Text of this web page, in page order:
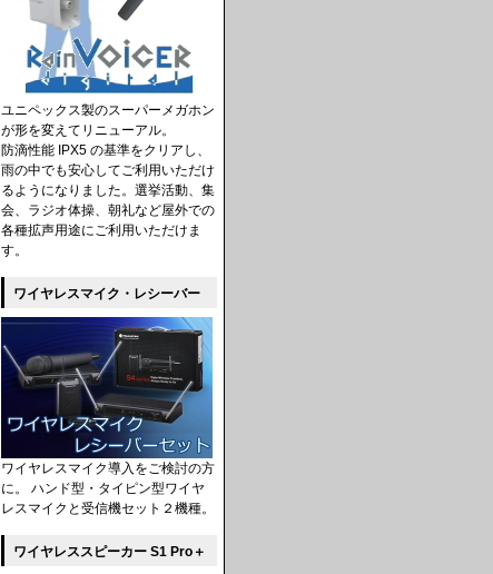
ユニペックス製のスーパーメガホン
が形を変えてリニューアル。
防滴性能 IPX5 の基準をクリアし、
雨の中でも安心してご利用いただけ
るようになりました。選挙活動、集
会、ラジオ体操、朝礼など屋外での
各種拡声用途にご利用いただけま
す。
ワイヤレスマイク・レシーバー
ワイヤレスマイク導入をご検討の方
に。 ハンド型・タイピン型ワイヤ
レスマイクと受信機セット２機種。
ワイヤレススピーカー S1 Pro＋